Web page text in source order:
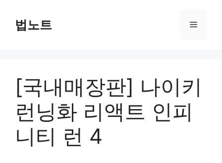
법노트 메
[국내매장판] 나이키
런닝화 리액트 인피
니티 런 4